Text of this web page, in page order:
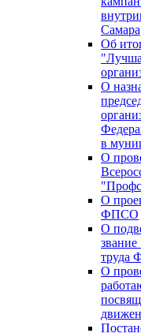
Самара
Об
О
в
О
О
ФПСО
О
труда
О